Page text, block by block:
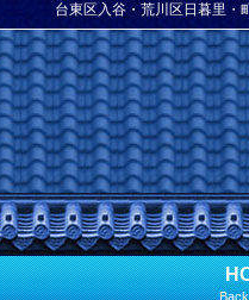
台東区入谷・荒川区日暮里・